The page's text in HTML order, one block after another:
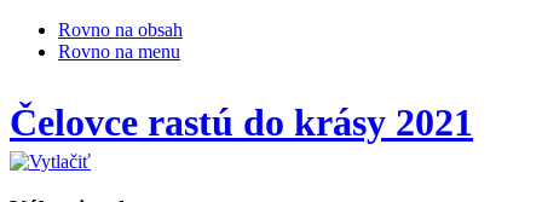
Rovno na obsah
Rovno na menu
Čelovce rastú do krásy 2021